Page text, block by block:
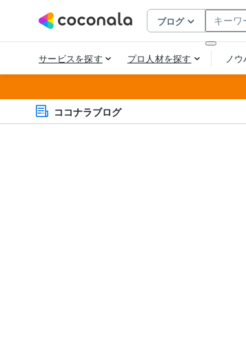
ココナラブログ